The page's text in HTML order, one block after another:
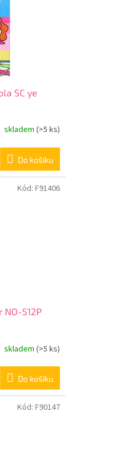
SC ye
skladem (>5 ks)
Do košíku
NO-512P
skladem (>5 ks)
Do košíku
Kód: F91406
Kód: F90147